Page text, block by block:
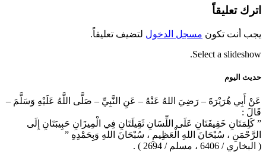
اترك تعليقاً
يجب أنت تكون مسجل الدخول لتضيف تعليقاً.
Select a slideshow.
حديث اليوم
عَنْ أَبِي هُرَيْرَةَ – رَضِيَ اللهُ عَنْهُ – عَنِ النَّبِيِّ – صَلَّى اللَّهُ عَلَيْهِ وَسَلَّمَ –
قَالَ :
” كَلِمَتَانِ خَفِيفَتَانِ عَلَى اللِّسَانِ ثَقِيلَتَانِ فِي الْمِيزَانِ حَبِيبَتَانِ إِلَى
الرَّحْمَنِ ، سُبْحَانَ اللهِ الْعَظِيمِ ، سُبْحَانَ اللهِ وَبِحَمْدِهِ ”
( البخاري / 6406 ، مسلم / 2694 ) .